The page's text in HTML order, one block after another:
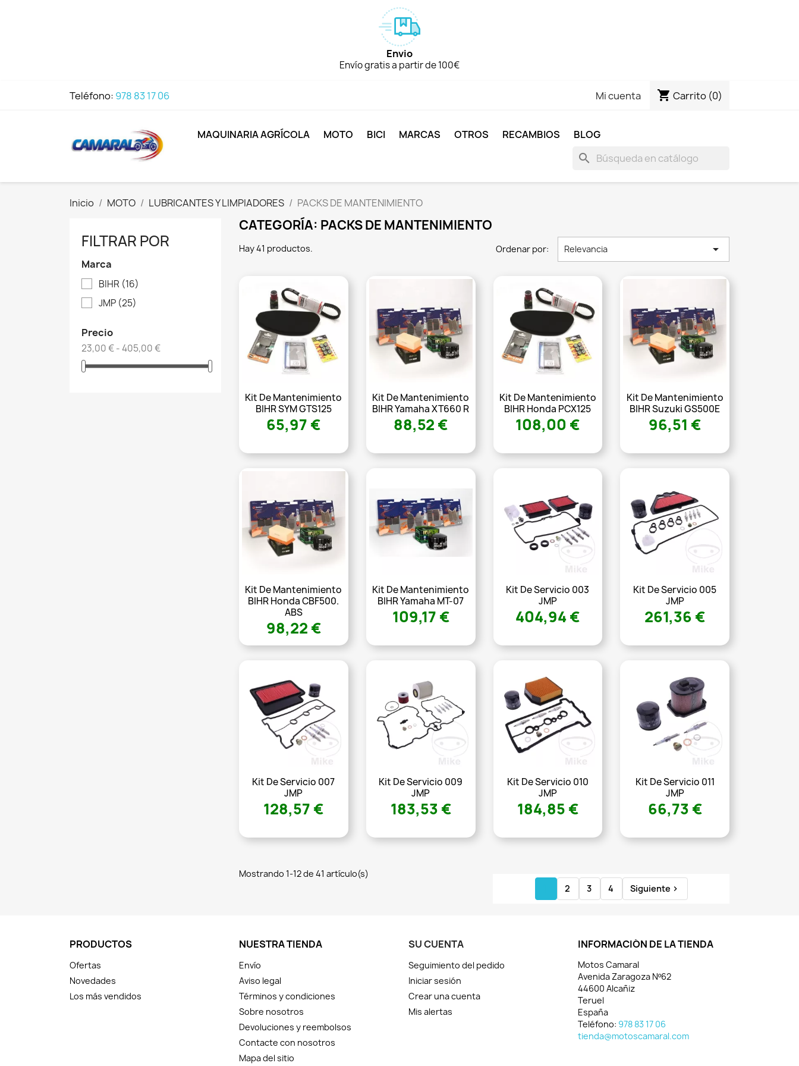
Envio
Envío gratis a partir de 100€
Teléfono: 978 83 17 06 Mi cuenta shopping_cart Carrito (0)
MAQUINARIA AGRÍCOLA MOTO BICI MARCAS OTROS RECAMBIOS BLOG
search
Inicio MOTO LUBRICANTES Y LIMPIADORES PACKS DE MANTENIMIENTO
FILTRAR POR
Marca
BIHR (16)
JMP (25)
Precio
23,00 € - 405,00 €
CATEGORÍA: PACKS DE MANTENIMIENTO
Hay 41 productos. Ordenar por: Relevancia 
Kit De Mantenimiento
BIHR SYM GTS125
65,97 €
Kit De Mantenimiento
BIHR Yamaha XT660 R
88,52 €
Kit De Mantenimiento
BIHR Honda PCX125
108,00 €
Kit De Mantenimiento
BIHR Suzuki GS500E
96,51 €
Kit De Mantenimiento
BIHR Honda CBF500.
ABS
98,22 €
Kit De Mantenimiento
BIHR Yamaha MT-07
109,17 €
Kit De Servicio 003
JMP
404,94 €
Kit De Servicio 005
JMP
261,36 €
Kit De Servicio 007
JMP
128,57 €
Kit De Servicio 009
JMP
183,53 €
Kit De Servicio 010
JMP
184,85 €
Kit De Servicio 011
JMP
66,73 €
Mostrando 1-12 de 41 artículo(s)
2 3 4 Siguiente 
PRODUCTOS
Ofertas
Novedades
Los más vendidos
NUESTRA TIENDA
Envío
Aviso legal
Términos y condiciones
Sobre nosotros
Devoluciones y reembolsos
Contacte con nosotros
Mapa del sitio
SU CUENTA
Seguimiento del pedido
Iniciar sesión
Crear una cuenta
Mis alertas
INFORMACIÓN DE LA TIENDA
Motos Camaral
Avenida Zaragoza Nº62
44600 Alcañiz
Teruel
España
Teléfono: 978 83 17 06
tienda@motoscamaral.com